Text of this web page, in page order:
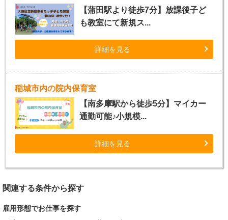
【蒲田駅より徒歩7分】放課後子ど
も教室にて新規ス...
詳細を見る
稲城市内の院内保育室
【南多摩駅から徒歩5分】マイカー
通勤可能♪小規模...
詳細を見る
関連する条件から探す
雇用形態でお仕事を探す